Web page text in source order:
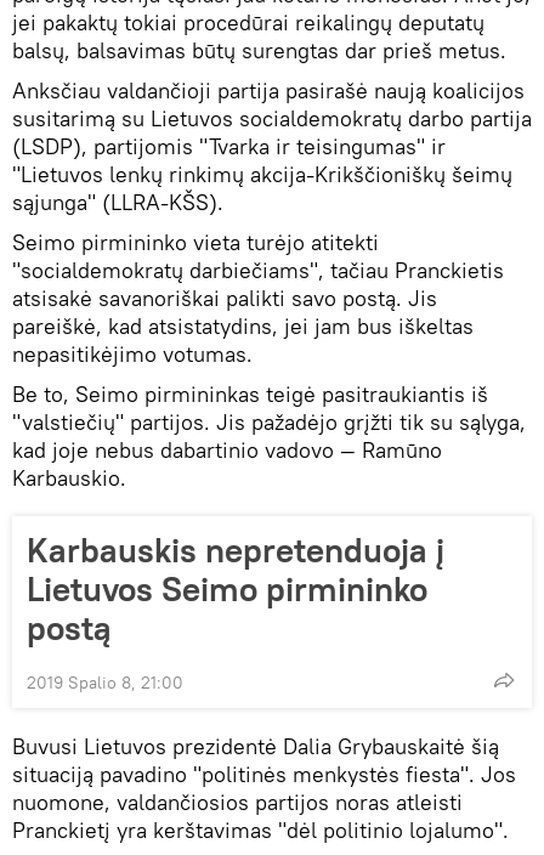
jei pakaktų tokiai procedūrai reikalingų deputatų
balsų, balsavimas būtų surengtas dar prieš metus.
Anksčiau valdančioji partija pasirašė naują koalicijos
susitarimą su Lietuvos socialdemokratų darbo partija
(LSDP), partijomis "Tvarka ir teisingumas" ir
"Lietuvos lenkų rinkimų akcija-Krikščioniškų šeimų
sąjunga" (LLRA-KŠS).
Seimo pirmininko vieta turėjo atitekti
"socialdemokratų darbiečiams", tačiau Pranckietis
atsisakė savanoriškai palikti savo postą. Jis
pareiškė, kad atsistatydins, jei jam bus iškeltas
nepasitikėjimo votumas.
Be to, Seimo pirmininkas teigė pasitraukiantis iš
"valstiečių" partijos. Jis pažadėjo grįžti tik su sąlyga,
kad joje nebus dabartinio vadovo — Ramūno
Karbauskio.
Karbauskis nepretenduoja į
Lietuvos Seimo pirmininko
postą
2019 Spalio 8, 21:00
Buvusi Lietuvos prezidentė Dalia Grybauskaitė šią
situaciją pavadino "politinės menkystės fiesta". Jos
nuomone, valdančiosios partijos noras atleisti
Pranckietį yra kerštavimas "dėl politinio lojalumo".